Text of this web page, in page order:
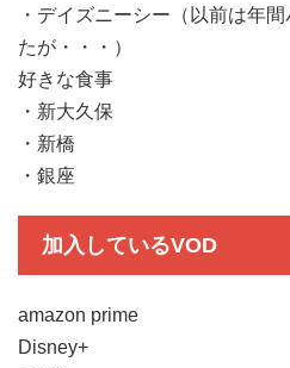
・デイズニーシー（以前は年
たが・・・）
好きな食事
・新大久保
・新橋
・銀座
加入しているVOD
amazon prime
Disney+